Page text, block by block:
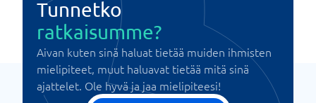
Tunnetko
ratkaisumme?
Aivan kuten sinä haluat tietää muiden ihmisten
mielipiteet, muut haluavat tietää mitä sinä
ajattelet. Ole hyvä ja jaa mielipiteesi!